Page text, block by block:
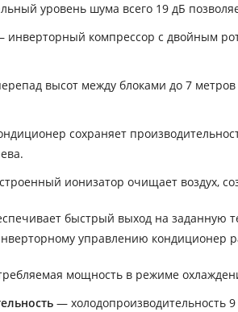
уровень шума всего 19 дБ
инверторный компрессор с двойным
высот между блоками до 7
сохраняет
ионизатор очищает воздух,
быстрый выход на
управлению кондиционер
мощность в режиме
— холодопроизводительность